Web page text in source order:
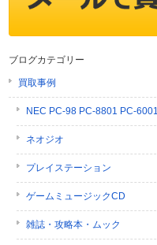
ブログカテゴリー
買取事例
NEC PC-98 PC-8801 PC-6001
ネオジオ
プレイステーション
ゲームミュージックCD
雑誌・攻略本・ムック